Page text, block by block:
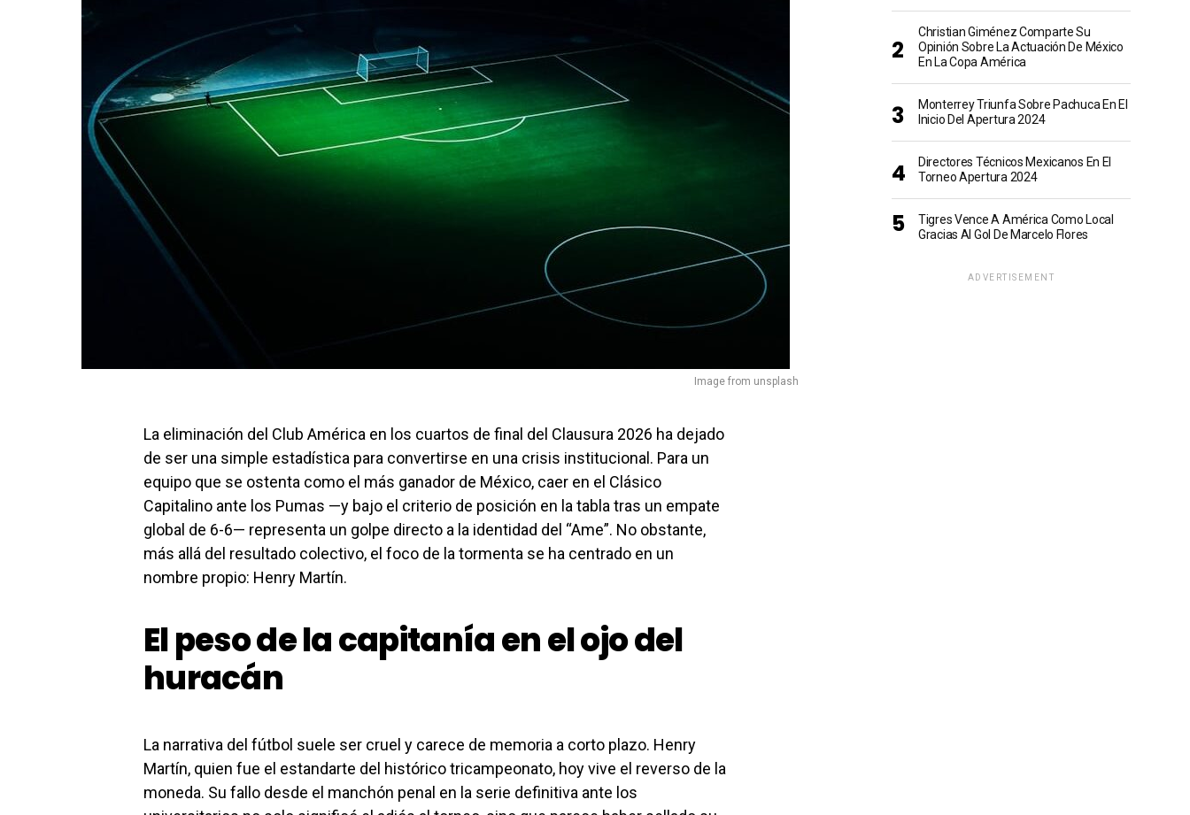
Image from unsplash
La eliminación del Club América en los cuartos de final del Clausura 2026 ha dejado
de ser una simple estadística para convertirse en una crisis institucional. Para un
equipo que se ostenta como el más ganador de México, caer en el Clásico
Capitalino ante los Pumas —y bajo el criterio de posición en la tabla tras un empate
global de 6-6— representa un golpe directo a la identidad del “Ame”. No obstante,
más allá del resultado colectivo, el foco de la tormenta se ha centrado en un
nombre propio: Henry Martín.
El peso de la capitanía en el ojo del
huracán
La narrativa del fútbol suele ser cruel y carece de memoria a corto plazo. Henry
Martín, quien fue el estandarte del histórico tricampeonato, hoy vive el reverso de la
moneda. Su fallo desde el manchón penal en la serie definitiva ante los
Christian Giménez Comparte Su
Opinión Sobre La Actuación De México
En La Copa América
Monterrey Triunfa Sobre Pachuca En El
Inicio Del Apertura 2024
Directores Técnicos Mexicanos En El
Torneo Apertura 2024
Tigres Vence A América Como Local
Gracias Al Gol De Marcelo Flores
ADVERTISEMENT